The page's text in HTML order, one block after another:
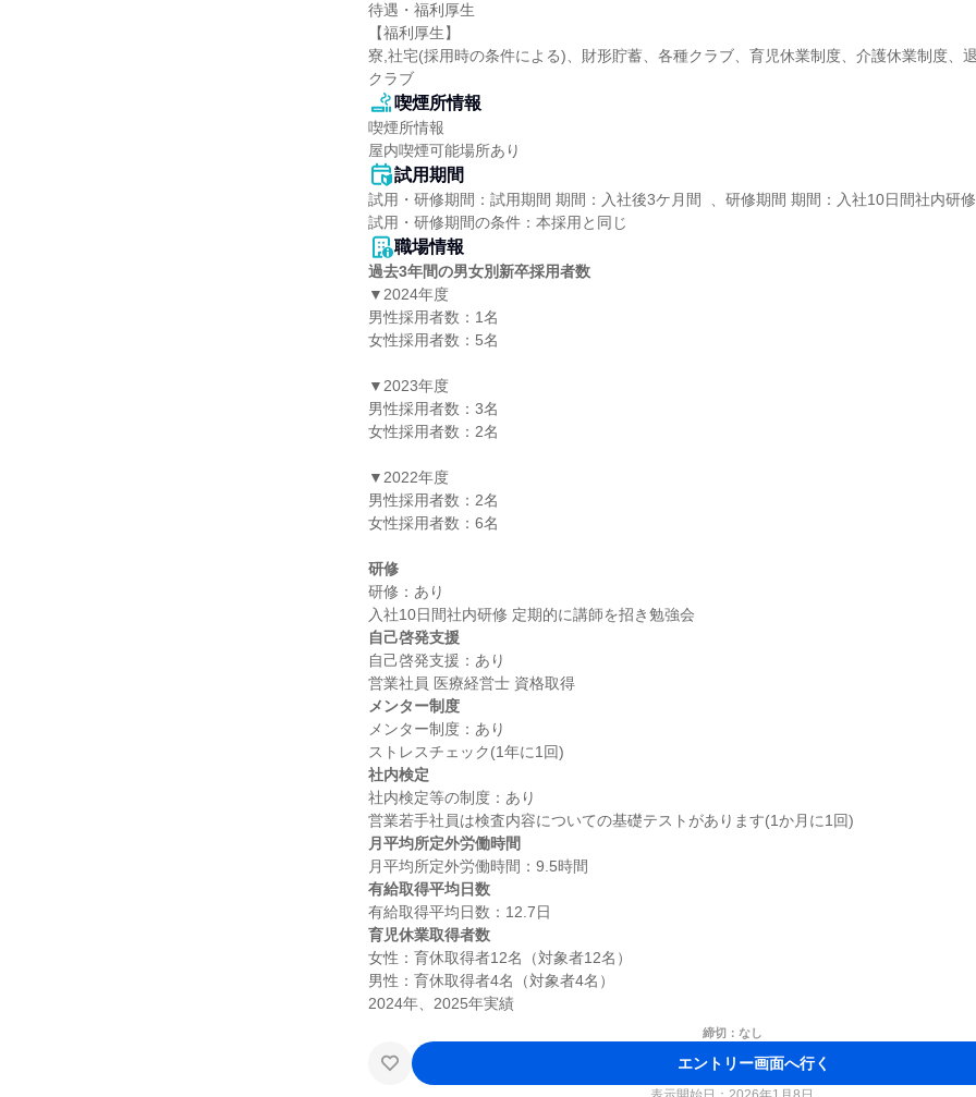
待遇・福利厚生
【福利厚生】
寮,社宅(採用時の条件による)、財形貯蓄、各種クラブ、育児休業制度、介護休業制度、
クラブ
喫煙所情報
喫煙所情報
屋内喫煙可能場所あり
試用期間
試用・研修期間：試用期間 期間：入社後3ケ月間  、研修期間 期間：入社10日間社内研修
職場情報
過去3年間の男女別新卒採用者数
▼2024年度
男性採用者数：1名
女性採用者数：5名
▼2023年度
男性採用者数：3名
女性採用者数：2名
▼2022年度
男性採用者数：2名
女性採用者数：6名
研修
研修：あり
自己啓発支援
自己啓発支援：あり
メンター制度
メンター制度：あり
社内検定
社内検定等の制度：あり
月平均所定外労働時間
有給取得平均日数
育児休業取得者数
女性：育休取得者12名（対象者12名）
男性：育休取得者4名（対象者4名）
締切：なし
エントリー画面へ行く